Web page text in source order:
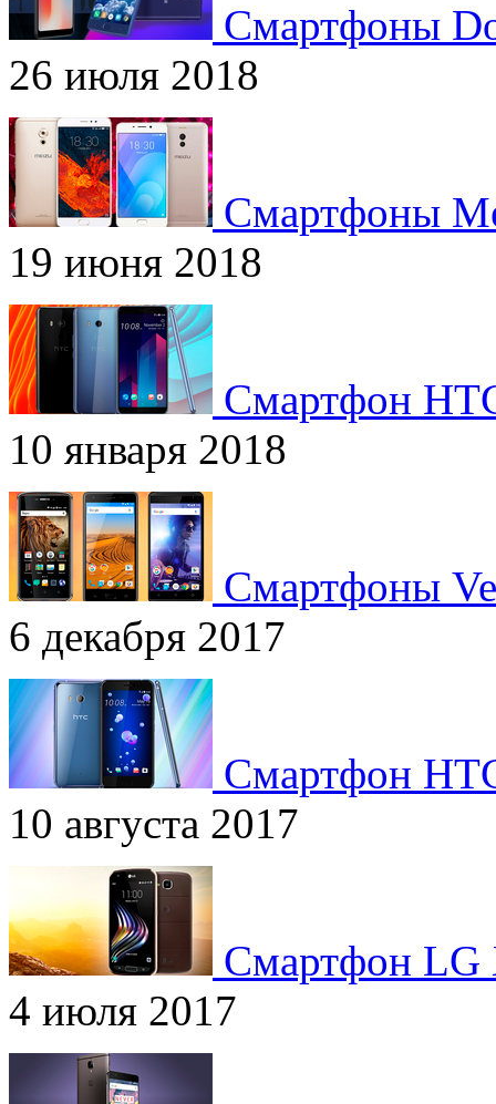
Смартфоны
26 июля 2018
Смартфоны
19 июня 2018
Смартфон
10 января 2018
Смартфоны
6 декабря 2017
Смартфон
10 августа 2017
Смартфон LG
4 июля 2017